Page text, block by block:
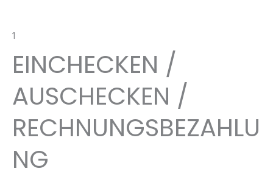
1
EINCHECKEN /
AUSCHECKEN /
RECHNUNGSBEZAHLU
NG